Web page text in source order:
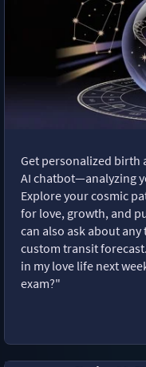
Get personalized birth
AI chatbot—analyzing
Explore your cosmic
for love, growth, and
can also ask about
custom transit
in my love life next
exam?"